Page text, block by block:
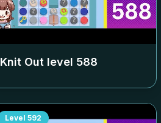
Knit Out level 588
Level 592